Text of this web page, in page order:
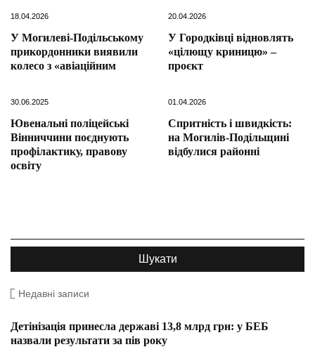
18.04.2026
У Могилеві-Подільському
прикордонники виявили
колесо з «авіаційним
20.04.2026
У Городківці відновлять
«цілющу криницю» –
проєкт
30.06.2025
Ювенальні поліцейські
Вінниччини поєднують
профілактику, правову
освіту
01.04.2026
Спритність і швидкість:
на Могилів-Подільщині
відбулися районні
Недавні записи
Детінізація принесла державі 13,8 млрд грн: у БЕБ
назвали результати за пів року